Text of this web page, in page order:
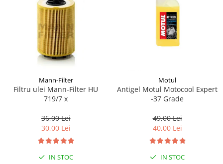
Mann-Filter
Filtru ulei Mann-Filter HU
719/7 x
36,00 Lei
30,00 Lei
IN STOC
Motul
Antigel Motul Motocool Expert
-37 Grade
49,00 Lei
40,00 Lei
IN STOC